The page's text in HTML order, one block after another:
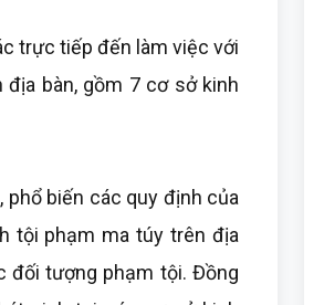
trực tiếp đến làm việc với
bàn, gồm 7 cơ sở kinh
phổ biến các quy định của
tội phạm ma túy trên địa
đối tượng phạm tội. Đồng